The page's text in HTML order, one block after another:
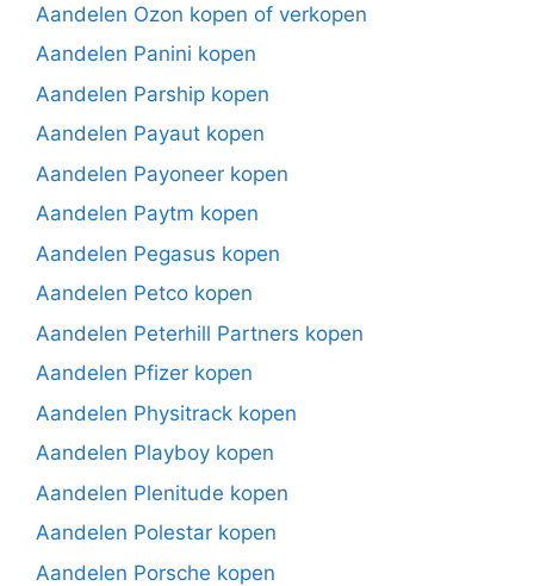
Aandelen Ozon kopen of verkopen
Aandelen Panini kopen
Aandelen Parship kopen
Aandelen Payaut kopen
Aandelen Payoneer kopen
Aandelen Paytm kopen
Aandelen Pegasus kopen
Aandelen Petco kopen
Aandelen Peterhill Partners kopen
Aandelen Pfizer kopen
Aandelen Physitrack kopen
Aandelen Playboy kopen
Aandelen Plenitude kopen
Aandelen Polestar kopen
Aandelen Porsche kopen